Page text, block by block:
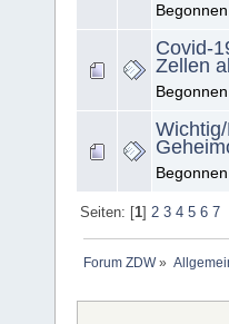
Covid-
Zellen
Seiten: [1] 2 3 4 5 6 7
Forum ZDW»